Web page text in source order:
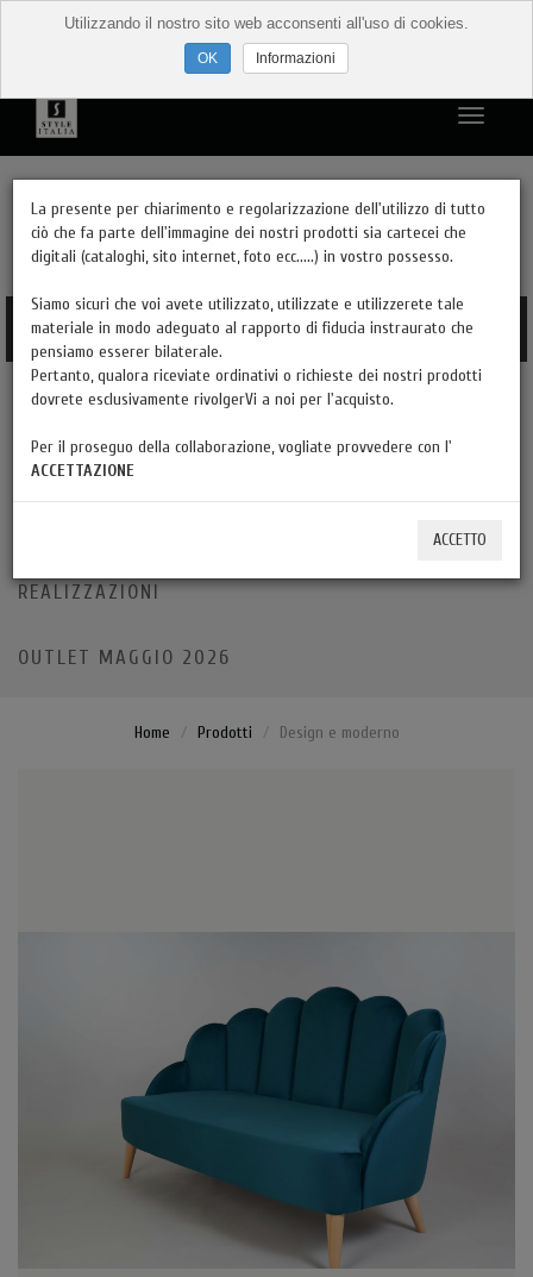
PRODOTTI PER STILI
PRODOTTI PER TIPOLOGIA
DESIGN E MODERNO
FINITURE
HAI LA PARTITA IVA?
REALIZZAZIONI
OUTLET MAGGIO 2026
Home Prodotti Design e moderno
La presente per chiarimento e regolarizzazione dell'utilizzo di tutto
ciò che fa parte dell'immagine dei nostri prodotti sia cartecei che
digitali (cataloghi, sito internet, foto ecc.....) in vostro possesso.
Siamo sicuri che voi avete utilizzato, utilizzate e utilizzerete tale
materiale in modo adeguato al rapporto di fiducia instraurato che
pensiamo esserer bilaterale.
Pertanto, qualora riceviate ordinativi o richieste dei nostri prodotti
dovrete esclusivamente rivolgerVi a noi per l'acquisto.
Per il proseguo della collaborazione, vogliate provvedere con l'
ACCETTAZIONE
ACCETTO
Utilizzando il nostro sito web acconsenti all'uso di cookies.
Informazioni